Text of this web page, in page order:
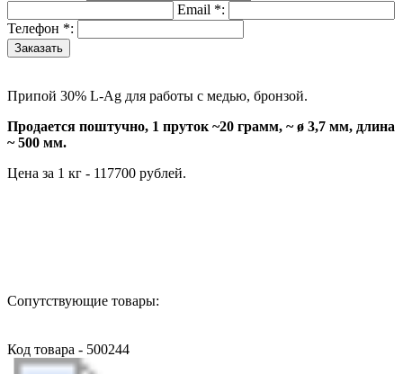
Email *:
Телефон *:
Припой 30% L-Ag для работы с медью, бронзой.
Продается поштучно, 1 пруток ~20 грамм, ~ ø 3,7 мм, длина
~ 500 мм.
Цена за 1 кг - 117700 рублей.
Сопутствующие товары:
Код товара - 500244